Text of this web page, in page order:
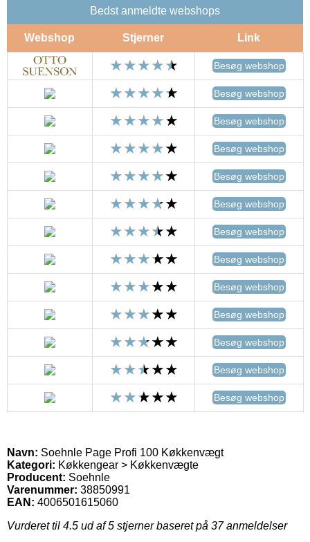
Bedst anmeldte webshops
Webshop Stjerner Link
Besøg webshop
Besøg webshop
Besøg webshop
Besøg webshop
Besøg webshop
Besøg webshop
Besøg webshop
Besøg webshop
Besøg webshop
Besøg webshop
Besøg webshop
Besøg webshop
Besøg webshop
Navn: Soehnle Page Profi 100 Køkkenvægt
Kategori: Køkkengear > Køkkenvægte
Producent: Soehnle
Varenummer: 38850991
EAN: 4006501615060
Vurderet til 4.5 ud af 5 stjerner baseret på 37anmeldelser